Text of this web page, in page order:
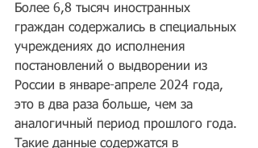
Более 6,8 тысяч иностранных
граждан содержались в специальных
учреждениях до исполнения
постановлений о выдворении из
России в январе-апреле 2024 года,
это в два раза больше, чем за
аналогичный период прошлого года.
Такие данные содержатся в